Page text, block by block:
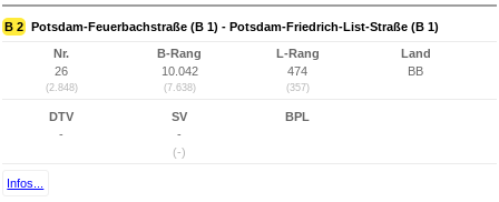
B 2 Potsdam-Feuerbachstraße (B 1) - Potsdam-Friedrich-List-Straße (B 1)
Nr.
26
(2.848)
B-Rang
10.042
(7.638)
L-Rang
474
(357)
Land
BB
DTV
-
SV
-
(-)
BPL
Infos...